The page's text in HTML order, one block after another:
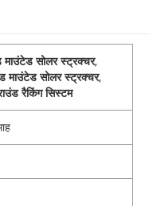
माउंटेड सोलर स्ट्रक्चर,
माउंटेड सोलर स्ट्रक्चर,
रैकिंग सिस्टम